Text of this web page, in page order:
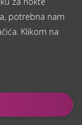
potrebna nam
Klikom na